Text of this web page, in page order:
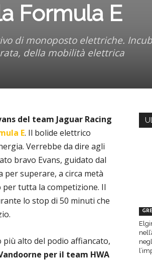
Formula E
di monoposto elettriche.
della mobilità elettrica
del team Jaguar Racing
E. Il bolide elettrico
Verrebbe da dire agli
bravo Evans, guidato dal
per superare, a circa metà
per tutta la competizione. Il
lo stop di 50 minuti che
più alto del podio affiancato,
per il team HWA